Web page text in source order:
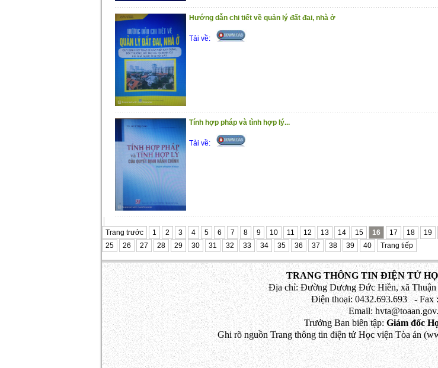
Hướng dẫn chi tiết về quản lý đất đai, nhà ở
Tải về:
Tính hợp pháp và tình hợp lý...
Tải về:
Trang trước 1 2 3 4 5 6 7 8 9 10 11 12 13 14 15 16 17 18 19
25
26 27 28 29 30 31 32 33 34 35 36 37 38 39 40 Trang tiếp
TRANG THÔNG TIN ĐIỆN TỬ
Địa chỉ: Đường Dương Đức Hiền, xã Thuận
Điện thoại: 0432.693.693 - Fax :
Email:
Trưởng Ban biên tập:Giám đốc
Ghi rõ nguồn Trang thông tin điện tử Học viện Tòa án